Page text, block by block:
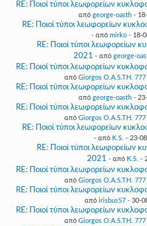
RE: Ποιοί τύποι λεωφορείων
από george-oasth- 18-
RE: Ποιοί τύποι λεωφορείων
- από mirko- 18-
RE: Ποιοί τύποι λεωφορείων
2021 - από george-
RE: Ποιοί τύποι λεωφορείων
από Giorgos O.A.S.TH. 777
RE: Ποιοί τύποι λεωφορείων
από george-oasth- 23-
RE: Ποιοί τύποι λεωφορείων
από Giorgos O.A.S.TH. 777
RE: Ποιοί τύποι λεωφορείων
- από K.S. - 23-
RE: Ποιοί τύποι λεωφορείων
2021 - από K.S. -
RE: Ποιοί τύποι λεωφορείων
από Giorgos O.A.S.TH. 777
RE: Ποιοί τύποι λεωφορείων
από irisbus57- 30-
RE: Ποιοί τύποι λεωφορείων
από Giorgos O.A.S.TH. 777